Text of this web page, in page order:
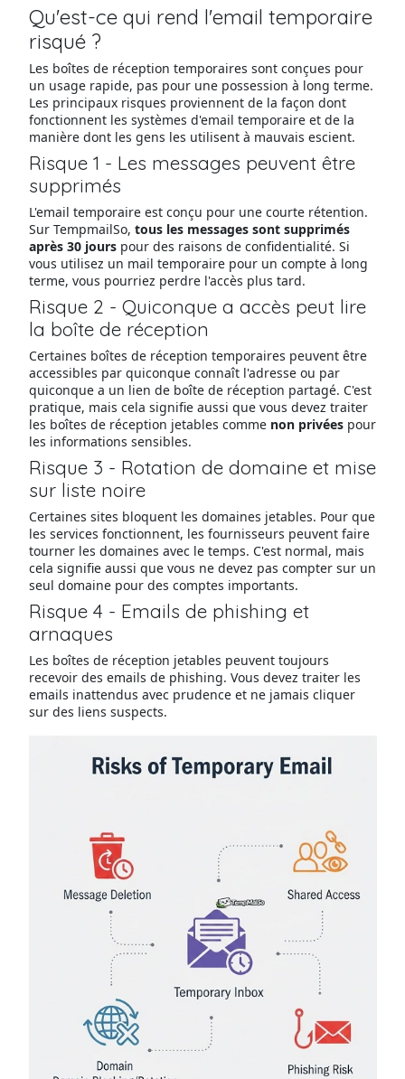
Qu'est-ce qui rend l'email temporaire
risqué ?
Les boîtes de réception temporaires sont conçues pour
un usage rapide, pas pour une possession à long terme.
Les principaux risques proviennent de la façon dont
fonctionnent les systèmes d'email temporaire et de la
manière dont les gens les utilisent à mauvais escient.
Risque 1 - Les messages peuvent être
supprimés
L'email temporaire est conçu pour une courte rétention.
Sur TempmailSo, tous les messages sont supprimés
après 30 jourspour des raisons de confidentialité. Si
vous utilisez un mail temporaire pour un compte à long
terme, vous pourriez perdre l'accès plus tard.
Risque 2 - Quiconque a accès peut lire
la boîte de réception
Certaines boîtes de réception temporaires peuvent être
accessibles par quiconque connaît l'adresse ou par
quiconque a un lien de boîte de réception partagé. C'est
pratique, mais cela signifie aussi que vous devez traiter
les boîtes de réception jetables comme non privéespour
les informations sensibles.
Risque 3 - Rotation de domaine et mise
sur liste noire
Certaines sites bloquent les domaines jetables. Pour que
les services fonctionnent, les fournisseurs peuvent faire
tourner les domaines avec le temps. C'est normal, mais
cela signifie aussi que vous ne devez pas compter sur un
seul domaine pour des comptes importants.
Risque 4 - Emails de phishing et
arnaques
Les boîtes de réception jetables peuvent toujours
recevoir des emails de phishing. Vous devez traiter les
emails inattendus avec prudence et ne jamais cliquer
sur des liens suspects.